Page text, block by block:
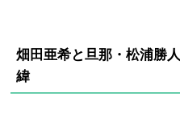
畑田亜希と旦那・松浦勝人
緯